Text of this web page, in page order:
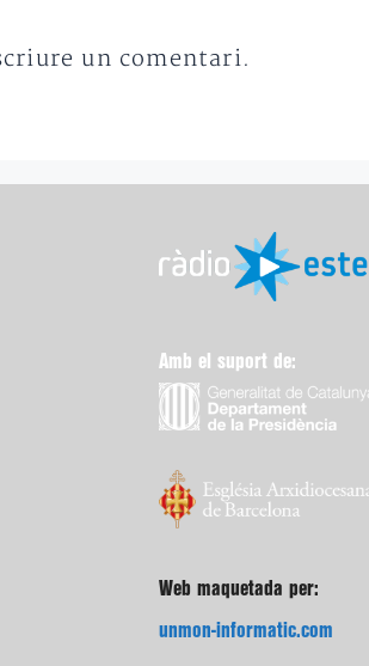
un comentari.
Amb el suport de:
Web maquetada per:
unmon-informatic.com